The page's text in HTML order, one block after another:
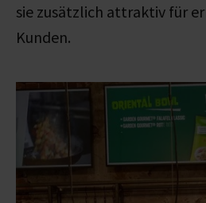
sie zusätzlich attraktiv für
Kunden.